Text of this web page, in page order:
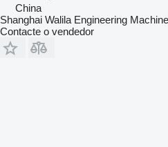
China
Shanghai Walila Engineering
Contacte o vendedor